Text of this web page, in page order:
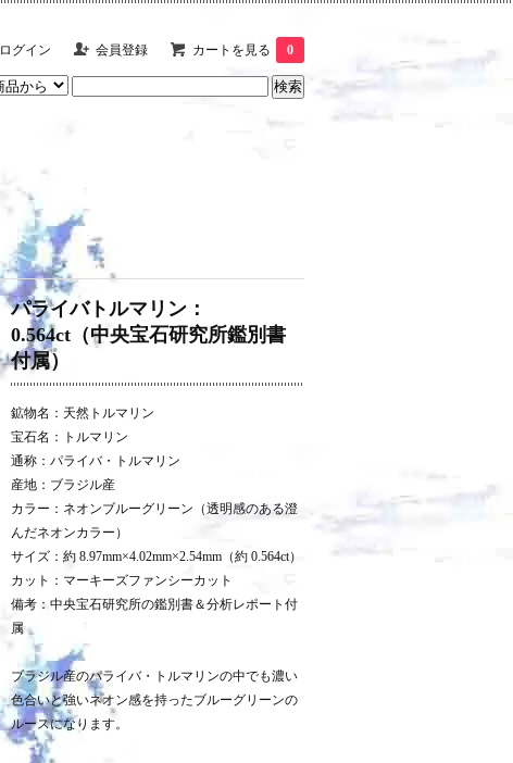
ログイン 会員登録 カートを見る 0
パライバトルマリン：
0.564ct（中央宝石研究所鑑別書
付属）
鉱物名：天然トルマリン
宝石名：トルマリン
通称：パライバ・トルマリン
産地：ブラジル産
カラー：ネオンブルーグリーン（透明感のある澄
んだネオンカラー）
サイズ：約 8.97mm×4.02mm×2.54mm（約 0.564ct）
カット：マーキーズファンシーカット
備考：中央宝石研究所の鑑別書＆分析レポート付
属
ブラジル産のパライバ・トルマリンの中でも濃い
色合いと強いネオン感を持ったブルーグリーンの
ルースになります。